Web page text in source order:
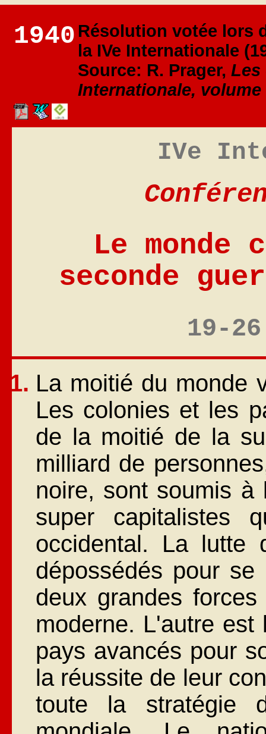
1940 Résolution votée lors
la IVe Internationale
Source: R. Prager, Les
Internationale, volume
IVe
Le
seconde
19-
La moitié du monde
Les colonies et les
de la moitié de la
milliard de
noire, sont soumis
super capitalistes
occidental. La lutte
dépossédés pour
deux grandes
moderne. L'autre
pays avancés pour
la réussite de leur
toute la stratégie